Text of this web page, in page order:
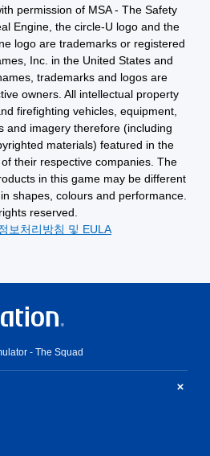
permission of MSA - The Safety
Engine, the circle-U logo and the
logo are trademarks or registered
Inc. in the United States and
trademarks and logos are
owners. All intellectual property
firefighting vehicles, equipment,
and imagery therefore (including
materials) featured in the
their respective companies. The
in this game may be different
shapes, colours and performance.
reserved.
보처리방침 및 EULA
- The Squad